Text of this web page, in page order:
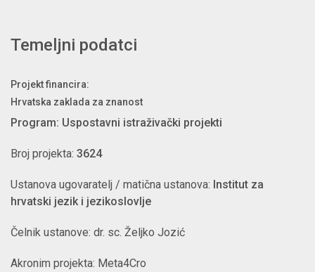
Temeljni podatci
Projekt financira:
Hrvatska zaklada za znanost
Program: Uspostavni istraživački projekti
Broj projekta: 3624
Ustanova ugovaratelj / matična ustanova: Institut za
hrvatski jezik i jezikoslovlje
Čelnik ustanove: dr. sc. Željko Jozić
Akronim projekta: Meta4Cro